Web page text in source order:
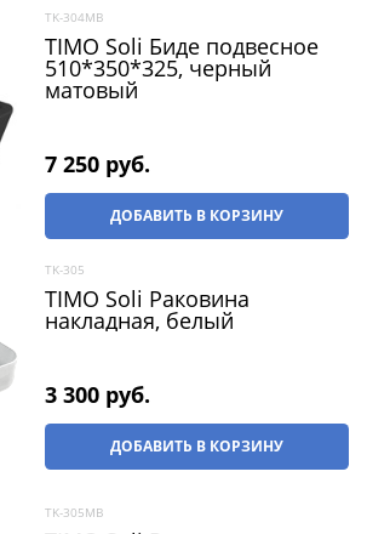
TK-304MB
TIMO Soli Биде подвесное
510*350*325, черный
матовый
7 250 руб.
ДОБАВИТЬ В КОРЗИНУ
TK-305
TIMO Soli Раковина
накладная, белый
3 300 руб.
ДОБАВИТЬ В КОРЗИНУ
TK-305MB